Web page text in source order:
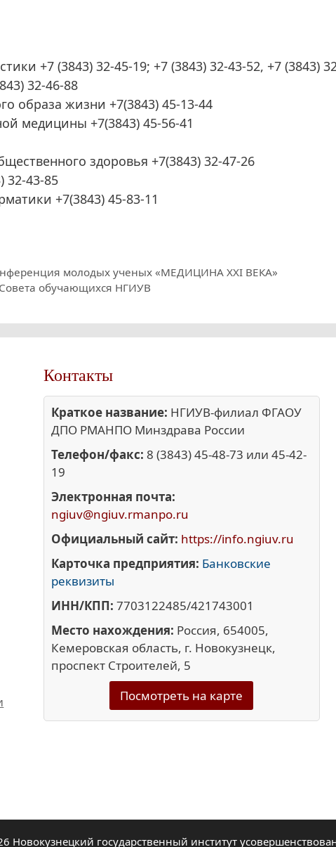
+7 (3843) 32-45-19; +7 (3843) 32-43-52, +7 (3843)
32-46-88
образа жизни +7(3843) 45-13-44
медицины +7(3843) 45-56-41
здоровья +7(3843) 32-47-26
32-43-85
+7(3843) 45-83-11
молодых ученых «МЕДИЦИНА ХХI ВЕКА»
Совета обучающихся НГИУВ
Контакты
Краткое название: НГИУВ-филиал ФГАОУ
ДПО РМАНПО Минздрава России
Телефон/факс: 8 (3843) 45-48-73 или 45-42-
19
Электронная почта:
ngiuv@ngiuv.rmanpo.ru
Официальный сайт: https://info.ngiuv.ru
Карточка предприятия: Банковские
реквизиты
ИНН/КПП: 7703122485/421743001
Место нахождения: Россия, 654005,
Кемеровская область, г. Новокузнецк,
проспект Строителей, 5
Посмотреть на карте
Новокузнецкий государственный институт